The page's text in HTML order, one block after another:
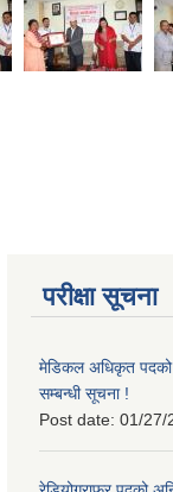
परीक्षा सूचना
मेडिकल अधिकृत पदको
सम्बन्धी सूचना !
Post date: 01/27/